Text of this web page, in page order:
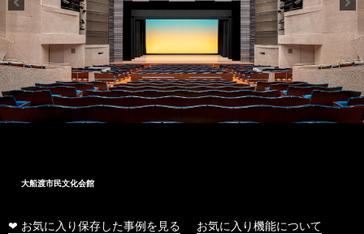
大船渡市民文化会館
❤ お気に入り保存した事例を見る お気に入り機能について